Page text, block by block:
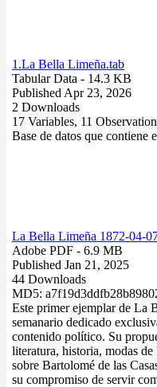
1.La Bella Limeña.tab
Tabular Data - 14.3 KB
Published Apr 23, 2026
2 Downloads
17 Variables, 11
Base de datos que contiene
La Bella Limeña 1872-04-
Adobe PDF - 6.9 MB
Published Jan 21, 2025
44 Downloads
MD5:
Este primer ejemplar de La
semanario dedicado
contenido político. Su
literatura, historia, modas
sobre Bartolomé de las
su compromiso de servir